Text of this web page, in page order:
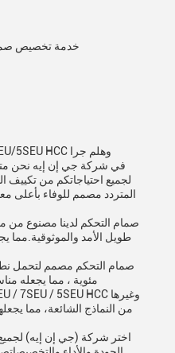
خدمة تخصيص
مناسبة لـ: 7v16 6v12 6SEU / 7SEU/5SEU HCC وهلم جرا
في شركة جي إن إيه نحن
لجميع احتياجاتكم من تكييف
المتردد مصمم للوفاء بأعلى
صمام التحكم لدينا مصنوع من
طويل الأمد والموثوقية.مما
مئوية ، مما يجعله
من النماذج الشائعة، مما
اختر شركة (جي إن إيه)